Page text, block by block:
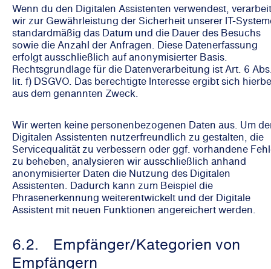
Wenn du den Digitalen Assistenten verwendest,
wir zur Gewährleistung der Sicherheit unserer IT-
standardmäßig das Datum und die Dauer des Besuchs
sowie die Anzahl der Anfragen. Diese Datenerfassung
erfolgt ausschließlich auf anonymisierter Basis.
Rechtsgrundlage für die Datenverarbeitung ist Art. 6
lit. f) DSGVO. Das berechtigte Interesse ergibt sich
aus dem genannten Zweck.
Wir werten keine personenbezogenen Daten aus. Um
Digitalen Assistenten nutzerfreundlich zu gestalten, die
Servicequalität zu verbessern oder ggf. vorhandene
zu beheben, analysieren wir ausschließlich anhand
anonymisierter Daten die Nutzung des Digitalen
Assistenten. Dadurch kann zum Beispiel die
Phrasenerkennung weiterentwickelt und der Digitale
Assistent mit neuen Funktionen angereichert werden.
6.2. Empfänger/Kategorien von
Empfängern